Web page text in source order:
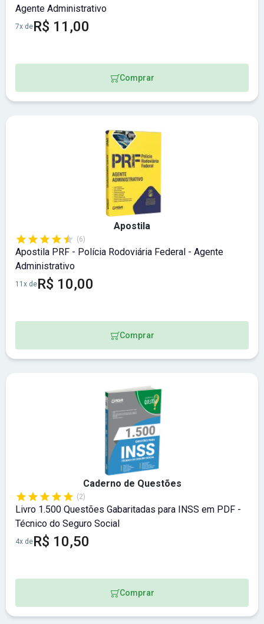
Agente Administrativo
7x deR$ 11,00
Comprar
Apostila
(6)
Apostila PRF - Polícia Rodoviária Federal - Agente
Administrativo
11x deR$ 10,00
Comprar
Caderno de Questões
(2)
Livro 1.500 Questões Gabaritadas para INSS em PDF -
Técnico do Seguro Social
4x deR$ 10,50
Comprar